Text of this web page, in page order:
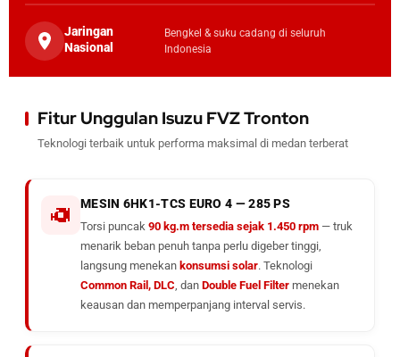
Jaringan
Nasional
Bengkel & suku cadang di seluruh
Indonesia
Fitur Unggulan Isuzu FVZ Tronton
Teknologi terbaik untuk performa maksimal di medan terberat
MESIN 6HK1-TCS EURO 4 — 285 PS
Torsi puncak 90 kg.m tersedia sejak 1.450 rpm — truk
menarik beban penuh tanpa perlu digeber tinggi,
langsung menekan konsumsi solar. Teknologi
Common Rail, DLC, dan Double Fuel Filter menekan
keausan dan memperpanjang interval servis.